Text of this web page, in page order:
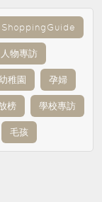
ShoppingGuide
人物專訪
稚園 孕婦
榜 學校專訪
毛孩